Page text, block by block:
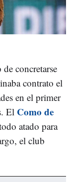
concretarse
contrato el
en el primer
El Como de
atado para
el club